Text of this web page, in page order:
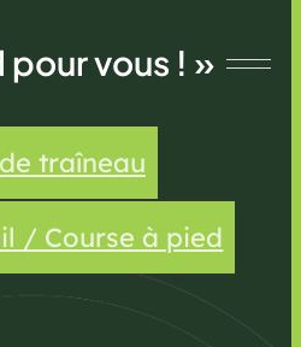
vous ! »
traîneau
/ Course à pied